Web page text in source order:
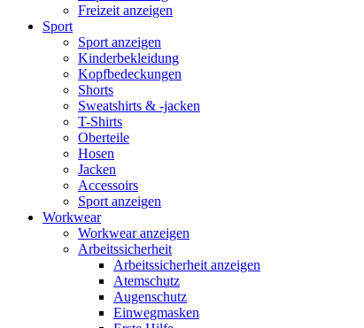
Freizeit anzeigen
Sport
Sport anzeigen
Kinderbekleidung
Kopfbedeckungen
Shorts
Sweatshirts & -jacken
T-Shirts
Oberteile
Hosen
Jacken
Accessoirs
Sport anzeigen
Workwear
Workwear anzeigen
Arbeitssicherheit
Arbeitssicherheit anzeigen
Atemschutz
Augenschutz
Einwegmasken